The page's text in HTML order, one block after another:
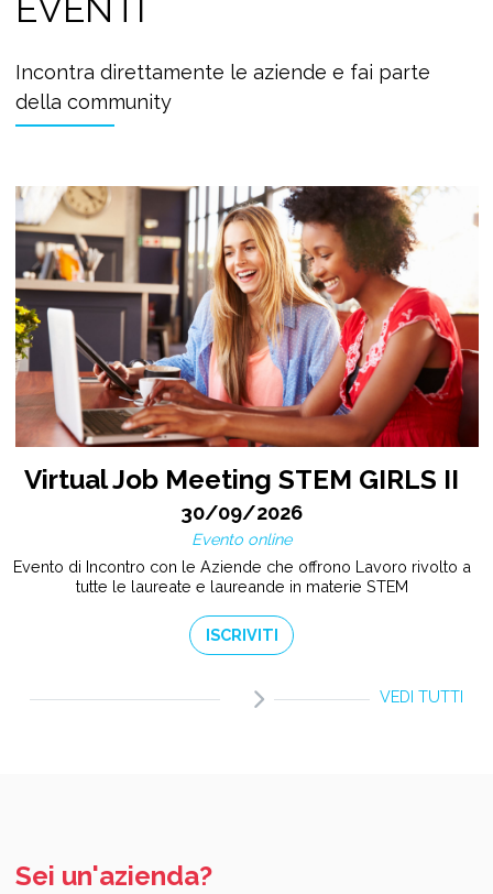
Incontra direttamente le aziende e fai parte
della community
Virtual Job Meeting STEM GIRLS II
30/09/2026
Evento online
Evento di Incontro con le Aziende che offrono Lavoro rivolto a
tutte le laureate e laureande in materie STEM
ISCRIVITI
VEDI TUTTI
Sei un'azienda?